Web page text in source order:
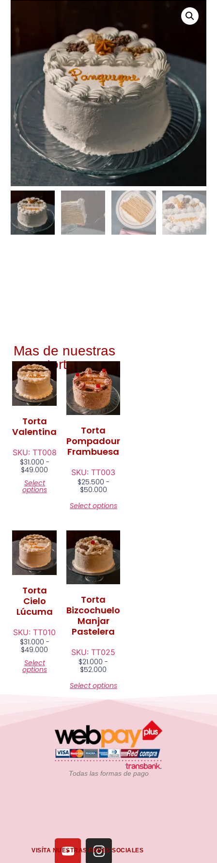
Mas de nuestras
tortas
Torta
Valentina
SKU: TT008
$31.000 -
$49.000
Select
options
Torta
Pompadour
Frambuesa
SKU: TT003
$25.500 -
$50.000
Select options
Torta
Cielo
Lúcuma
SKU: TT010
$31.000 -
$49.000
Select
options
Torta
Bizcochuelo
Manjar
Pastelera
SKU: TT025
$21.000 -
$52.000
Select options
Todas las formas de pago
VISÍTA NUESTRAS REDES SOCIALES